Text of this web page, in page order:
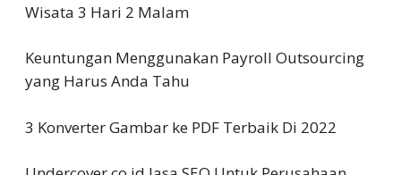
Wisata 3 Hari 2 Malam
Keuntungan Menggunakan Payroll Outsourcing
yang Harus Anda Tahu
3 Konverter Gambar ke PDF Terbaik Di 2022